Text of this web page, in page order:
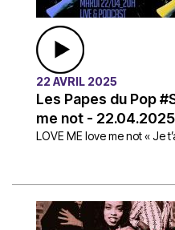
22 AVRIL 2025
Les Papes du Pop
me not - 22.04.2025
LOVE ME love me not « Je